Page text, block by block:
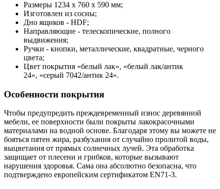
Размеры 1234 х 760 х 590 мм;
Изготовлен из сосны;
Дно ящиков - HDF;
Направляющие - телескопические, полного
выдвижения;
Ручки - кнопки, металлические, квадратные, черного
цвета;
Цвет покрытия «белый лак», «белый лак/антик
24», «серый 7042/антик 24».
Особенности покрытия
Чтобы предупредить преждевременный износ деревянной
мебели, ее поверхности были покрыты лакокрасочными
материалами на водной основе. Благодаря этому вы можете не
бояться пятен жира, разбухания от случайно пролитой воды,
выцветания от прямых солнечных лучей. Эта обработка
защищает от плесени и грибков, которые вызывают
нарушения здоровья. Сама она абсолютно безопасна, что
подтверждено европейским сертификатом EN71-3.